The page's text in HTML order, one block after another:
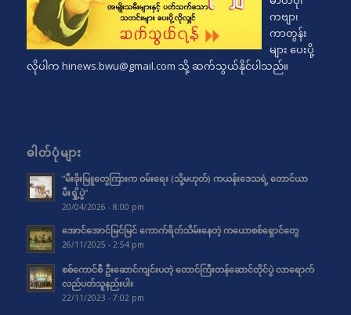
ကဗျာ၊
ကာတွန်း
များ ပေးပို့
လိုပါက hinews.bwu@gmail.com သို့ ဆက်သွယ်နိုင်ပါသည်။
ဓါတ်ပုံများ
“မီးခိုးမြူတွေကြားက ဝမ်းရေး (သို့မဟုတ်) ကယန်းဒေသရဲ့ တောင်ယာ
မီးရှို့ပွဲ”
20/04/2026 - 8:00 pm
အောင်အောင်မြင်မြင် ကောက်ရိတ်သိမ်းနေတဲ့ ကယောစစ်ရှောင်တွေ
26/11/2025 - 2:54 pm
စစ်ကောင်စီ ဦးဆောင်ကျင်းပတဲ့ တောင်ကြီးတန်ဆောင်တိုင်ပွဲ လာရောက်
လည်ပတ်သူနည်းပါး
22/11/2023 - 7:02 pm